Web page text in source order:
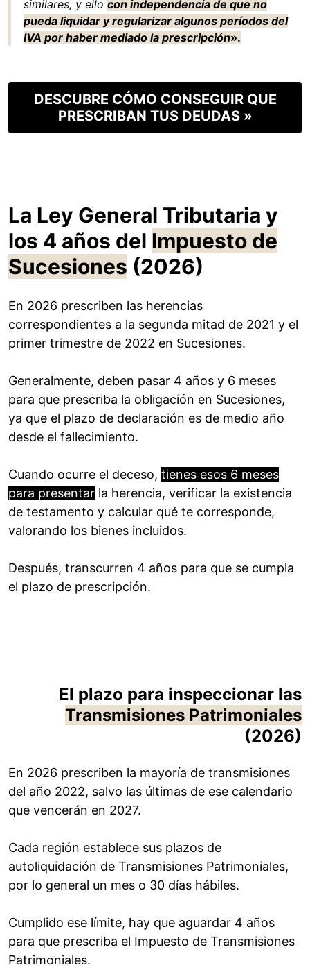
similares, y ello con independencia de que no
pueda liquidar y regularizar algunos períodos del
IVA por haber mediado la prescripción».
DESCUBRE CÓMO CONSEGUIR QUE
PRESCRIBAN TUS DEUDAS »
La Ley General Tributaria y
los 4 años del Impuesto de
Sucesiones (2026)
En 2026 prescriben las herencias
correspondientes a la segunda mitad de 2021 y el
primer trimestre de 2022 en Sucesiones.
Generalmente, deben pasar 4 años y 6 meses
para que prescriba la obligación en Sucesiones,
ya que el plazo de declaración es de medio año
desde el fallecimiento.
Cuando ocurre el deceso, tienes esos 6 meses
para presentar la herencia, verificar la existencia
de testamento y calcular qué te corresponde,
valorando los bienes incluidos.
Después, transcurren 4 años para que se cumpla
el plazo de prescripción.
El plazo para inspeccionar las
Transmisiones Patrimoniales
(2026)
En 2026 prescriben la mayoría de transmisiones
del año 2022, salvo las últimas de ese calendario
que vencerán en 2027.
Cada región establece sus plazos de
autoliquidación de Transmisiones Patrimoniales,
por lo general un mes o 30 días hábiles.
Cumplido ese límite, hay que aguardar 4 años
para que prescriba el Impuesto de Transmisiones
Patrimoniales.